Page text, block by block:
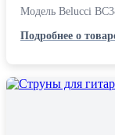
Модель Belucci
Подробнее о